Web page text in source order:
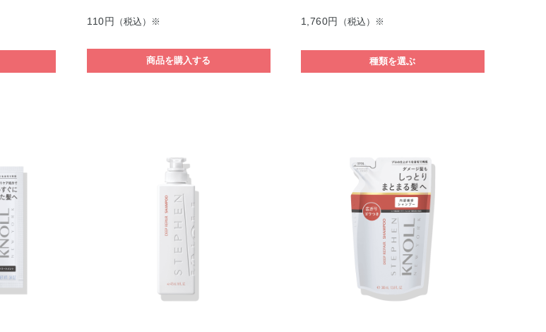
110円 （税込）※
商品を購入する
1,760円 （税込）※
種類を選ぶ